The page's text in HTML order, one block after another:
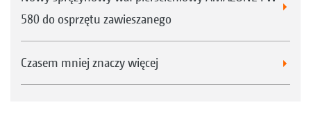
580 do osprzętu zawieszanego
Czasem mniej znaczy więcej